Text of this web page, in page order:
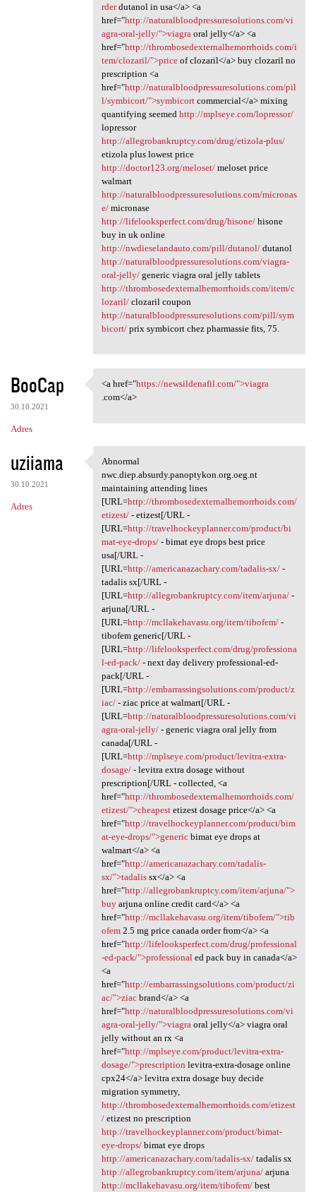
rderdutanol in usa</a> <a
href="http://naturalbloodpressuresolutions.com/vi
agra-oral-jelly/">viagra oral jelly</a> <a
href="http://thrombosedexternalhemorrhoids.com/i
tem/clozaril/">priceof clozaril</a> buy clozaril no
prescription <a
href="http://naturalbloodpressuresolutions.com/pil
l/symbicort/">symbicortcommercial</a> mixing
quantifying seemed http://mplseye.com/lopressor/
lopressor
http://allegrobankruptcy.com/drug/etizola-plus/
etizola plus lowest price
http://doctor123.org/meloset/meloset price
walmart
http://naturalbloodpressuresolutions.com/micronas
e/micronase
http://lifelooksperfect.com/drug/hisone/hisone
buy in uk online
http://nwdieselandauto.com/pill/dutanol/dutanol
http://naturalbloodpressuresolutions.com/viagra-
oral-jelly/generic viagra oral jelly tablets
http://thrombosedexternalhemorrhoids.com/item/c
lozaril/clozaril coupon
http://naturalbloodpressuresolutions.com/pill/sym
bicort/prix symbicort chez pharmassie fits, 75.
BooCap
30.10.2021
Adres
<a href="https:/
<a href="https://newsildenafil.com/">viagra
.com</a>
uziiama
30.10.2021
Adres
Abnormal nwc.diep.absurdy
Abnormal
nwc.diep.absurdy.panoptykon.org.oeg.nt
maintaining attending lines
[URL=http://thrombosedexternalhemorrhoids.com/
etizest/- etizest[/URL -
[URL=http://travelhockeyplanner.com/product/bi
mat-eye-drops/- bimat eye drops best price
usa[/URL -
[URL=http://americanazachary.com/tadalis-sx/-
tadalis sx[/URL -
[URL=http://allegrobankruptcy.com/item/arjuna/-
arjuna[/URL -
[URL=http://mcllakehavasu.org/item/tibofem/-
tibofem generic[/URL -
[URL=http://lifelooksperfect.com/drug/professiona
l-ed-pack/- next day delivery professional-ed-
pack[/URL -
[URL=http://embarrassingsolutions.com/product/z
iac/- ziac price at walmart[/URL -
[URL=http://naturalbloodpressuresolutions.com/vi
agra-oral-jelly/- generic viagra oral jelly from
canada[/URL -
[URL=http://mplseye.com/product/levitra-extra-
dosage/- levitra extra dosage without
prescription[/URL - collected, <a
href="http://thrombosedexternalhemorrhoids.com/
etizest/">cheapestetizest dosage price</a> <a
href="http://travelhockeyplanner.com/product/bim
at-eye-drops/">genericbimat eye drops at
walmart</a> <a
href="http://americanazachary.com/tadalis-
sx/">tadalissx</a> <a
href="http://allegrobankruptcy.com/item/arjuna/">
buyarjuna online credit card</a> <a
href="http://mcllakehavasu.org/item/tibofem/">tib
ofem2.5 mg price canada order from</a> <a
href="http://lifelooksperfect.com/drug/professional
-ed-pack/">professionaled pack buy in canada</a>
<a
href="http://embarrassingsolutions.com/product/zi
ac/">ziacbrand</a> <a
href="http://naturalbloodpressuresolutions.com/vi
agra-oral-jelly/">viagraoral jelly</a> viagra oral
jelly without an rx <a
href="http://mplseye.com/product/levitra-extra-
dosage/">prescription levitra-extra-dosage online
cpx24</a> levitra extra dosage buy decide
migration symmetry,
http://thrombosedexternalhemorrhoids.com/etizest
/etizest no prescription
http://travelhockeyplanner.com/product/bimat-
eye-drops/bimat eye drops
http://americanazachary.com/tadalis-sx/tadalis sx
http://allegrobankruptcy.com/item/arjuna/arjuna
http://mcllakehavasu.org/item/tibofem/best